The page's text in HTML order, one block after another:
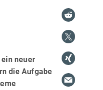
neuer
die Aufgabe